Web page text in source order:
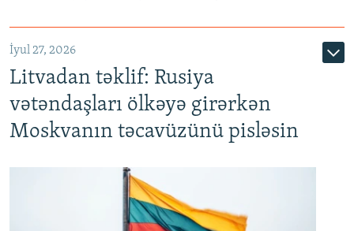
İyul 27, 2026
Litvadan təklif: Rusiya
vətəndaşları ölkəyə girərkən
Moskvanın təcavüzünü pisləsin